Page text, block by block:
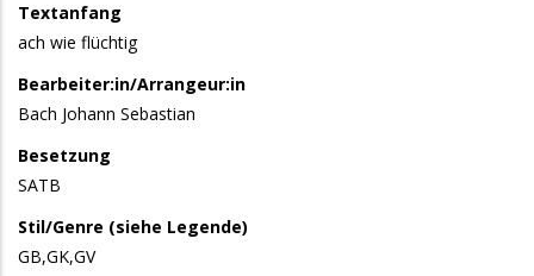
Textanfang
ach wie flüchtig
Bearbeiter:in/Arrangeur:in
Bach Johann Sebastian
Besetzung
SATB
Stil/Genre (siehe Legende)
GB,GK,GV